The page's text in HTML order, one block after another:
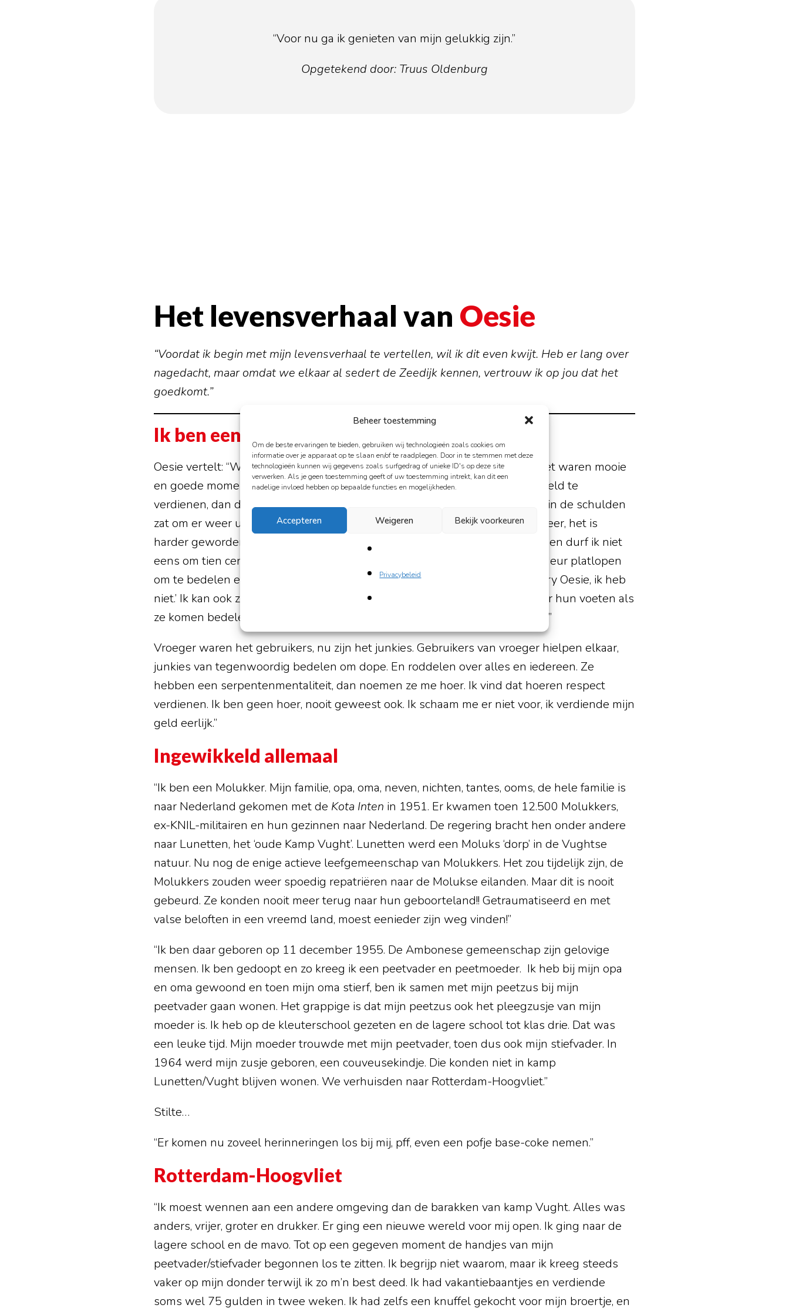
Beheer toestemming
Om de beste ervaringen te bieden, gebruiken wij technologieën zoals cookies om
informatie over je apparaat op te slaan en/of te raadplegen. Door in te stemmen met deze
technologieën kunnen wij gegevens zoals surfgedrag of unieke ID's op deze site
verwerken. Als je geen toestemming geeft of uw toestemming intrekt, kan dit een
nadelige invloed hebben op bepaalde functies en mogelijkheden.
Accepteren Weigeren Bekijk voorkeuren
Privacybeleid
“Voor nu ga ik genieten van mijn gelukkig zijn.”
Opgetekend door: Truus Oldenburg
Het levensverhaal van Oesie
“Voordat ik begin met mijn levensverhaal te vertellen, wil ik dit even kwijt. Heb er lang over
nagedacht, maar omdat we elkaar al sedert de Zeedijk kennen, vertrouw ik op jou dat het
goedkomt.”
Ik ben een gebruiker
Oesie vertelt: “Wij kennen elkaar al sinds de jaren ‘70/’80 van de Zeedijk. Het waren mooie
en goede momenten, het was de mooiste tijd. Het was heel makkelijk om geld te
verdienen, dan denk je te gemakkelijk over geld. Het was makkelijker als je in de schulden
zat om er weer uit te komen. Het geld was er zo weer. Maar zo is het niet meer, het is
harder geworden. Ik heb geluk dat ik mensen zoals jou ken, heel veel mensen durf ik niet
eens om tien cent te vragen. Dan krijg je een grote bek, terwijl ze zelf mijn deur platlopen
om te bedelen en te bietsen! Als je niet kan geven, dan zeg je gewoon: ‘Sorry Oesie, ik heb
niet.’ Ik kan ook zelf voor mijn drugs zorgen, dat gooi ik mensen ook niet voor hun voeten als
ze komen bedelen voor een pofje dope. Ik gebruik … methadon …base-coke.”
Vroeger waren het gebruikers, nu zijn het junkies. Gebruikers van vroeger hielpen elkaar,
junkies van tegenwoordig bedelen om dope. En roddelen over alles en iedereen. Ze
hebben een serpentenmentaliteit, dan noemen ze me hoer. Ik vind dat hoeren respect
verdienen. Ik ben geen hoer, nooit geweest ook. Ik schaam me er niet voor, ik verdiende mijn
geld eerlijk.”
Ingewikkeld allemaal
“Ik ben een Molukker. Mijn familie, opa, oma, neven, nichten, tantes, ooms, de hele familie is
naar Nederland gekomen met de Kota Inten in 1951. Er kwamen toen 12.500 Molukkers,
ex-KNIL-militairen en hun gezinnen naar Nederland. De regering bracht hen onder andere
naar Lunetten, het ‘oude Kamp Vught’. Lunetten werd een Moluks ‘dorp’ in de Vughtse
natuur. Nu nog de enige actieve leefgemeenschap van Molukkers. Het zou tijdelijk zijn, de
Molukkers zouden weer spoedig repatriëren naar de Molukse eilanden. Maar dit is nooit
gebeurd. Ze konden nooit meer terug naar hun geboorteland!! Getraumatiseerd en met
valse beloften in een vreemd land, moest eenieder zijn weg vinden!”
“Ik ben daar geboren op 11 december 1955. De Ambonese gemeenschap zijn gelovige
mensen. Ik ben gedoopt en zo kreeg ik een peetvader en peetmoeder. Ik heb bij mijn opa
en oma gewoond en toen mijn oma stierf, ben ik samen met mijn peetzus bij mijn
peetvader gaan wonen. Het grappige is dat mijn peetzus ook het pleegzusje van mijn
moeder is. Ik heb op de kleuterschool gezeten en de lagere school tot klas drie. Dat was
een leuke tijd. Mijn moeder trouwde met mijn peetvader, toen dus ook mijn stiefvader. In
1964 werd mijn zusje geboren, een couveusekindje. Die konden niet in kamp
Lunetten/Vught blijven wonen. We verhuisden naar Rotterdam-Hoogvliet.”
Stilte…
“Er komen nu zoveel herinneringen los bij mij, pff, even een pofje base-coke nemen.”
Rotterdam-Hoogvliet
“Ik moest wennen aan een andere omgeving dan de barakken van kamp Vught. Alles was
anders, vrijer, groter en drukker. Er ging een nieuwe wereld voor mij open. Ik ging naar de
lagere school en de mavo. Tot op een gegeven moment de handjes van mijn
peetvader/stiefvader begonnen los te zitten. Ik begrijp niet waarom, maar ik kreeg steeds
vaker op mijn donder terwijl ik zo m’n best deed. Ik had vakantiebaantjes en verdiende
soms wel 75 gulden in twee weken. Ik had zelfs een knuffel gekocht voor mijn broertje, en